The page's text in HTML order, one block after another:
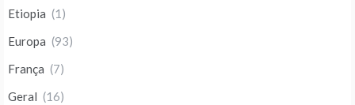
Etiopia (1)
Europa (93)
França (7)
Geral (16)